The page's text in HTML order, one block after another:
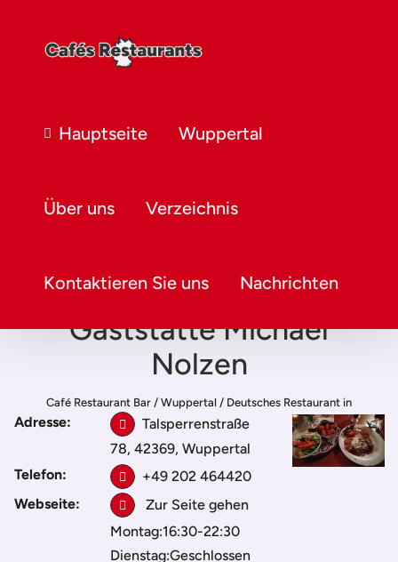
Hauptseite Wuppertal
Über uns Verzeichnis
Kontaktieren Sie uns Nachrichten
Gaststätte Michael
Nolzen
Café Restaurant Bar / Wuppertal / Deutsches Restaurant in
Wuppertal/Gaststätte Michael Nolzen
Adresse:
Talsperrenstraße
78, 42369, Wuppertal
Telefon:
+49 202 464420
Webseite:
Zur Seite gehen
Montag:16:30-22:30
Dienstag:Geschlossen